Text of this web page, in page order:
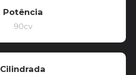
Potência
90cv
Cilindrada